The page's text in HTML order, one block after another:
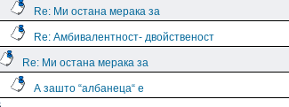
Re: Ми остана мерака за
Re: Амбивалентност- двойственост
Re: Ми остана мерака за
А зашто “албанеца“ е